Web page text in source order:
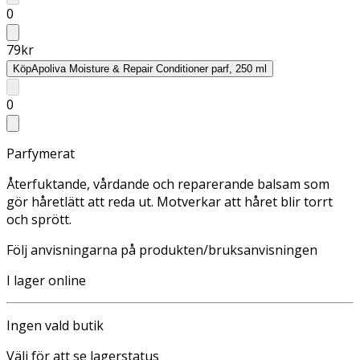
0
79kr
KöpApoliva Moisture & Repair Conditioner parf, 250 ml
0
Parfymerat
Återfuktande, vårdande och reparerande balsam som
gör håretlätt att reda ut. Motverkar att håret blir torrt
och sprött.
Följ anvisningarna på produkten/bruksanvisningen
I lager online
Ingen vald butik
Välj för att se lagerstatus